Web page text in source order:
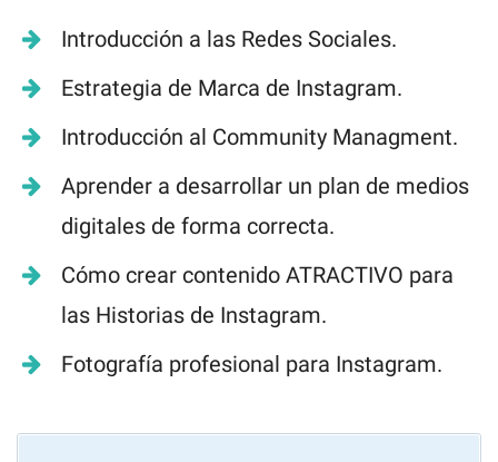
Introducción a las Redes Sociales.
Estrategia de Marca de Instagram.
Introducción al Community Managment.
Aprender a desarrollar un plan de medios
digitales de forma correcta.
Cómo crear contenido ATRACTIVO para
las Historias de Instagram.
Fotografía profesional para Instagram.